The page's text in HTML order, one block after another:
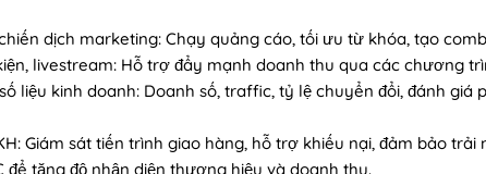
dịch marketing: Chạy quảng cáo, tối ưu từ khóa, tạo
livestream: Hỗ trợ đẩy mạnh doanh thu qua các chương
liệu kinh doanh: Doanh số, traffic, tỷ lệ chuyển đổi, đánh giá
Giám sát tiến trình giao hàng, hỗ trợ khiếu nại, đảm bảo
để tăng độ nhận diện thương hiệu và doanh thu.